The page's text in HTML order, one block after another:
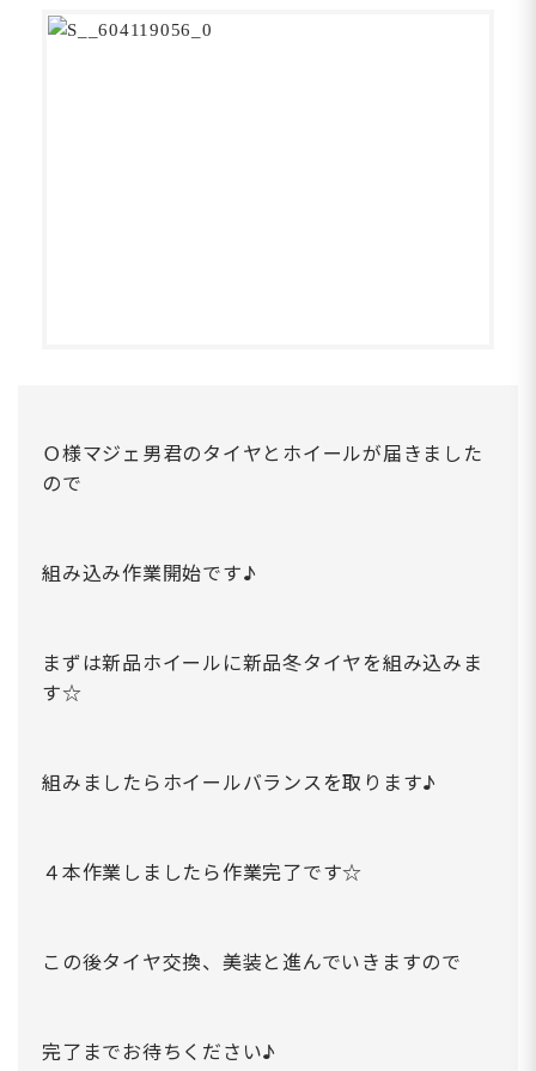
Ｏ様マジェ男君のタイヤとホイールが届きました
ので
組み込み作業開始です♪
まずは新品ホイールに新品冬タイヤを組み込みま
す☆
組みましたらホイールバランスを取ります♪
４本作業しましたら作業完了です☆
この後タイヤ交換、美装と進んでいきますので
完了までお待ちください♪